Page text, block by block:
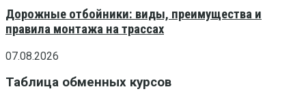
Дорожные отбойники: виды, преимущества и
правила монтажа на трассах
07.08.2026
Таблица обменных курсов